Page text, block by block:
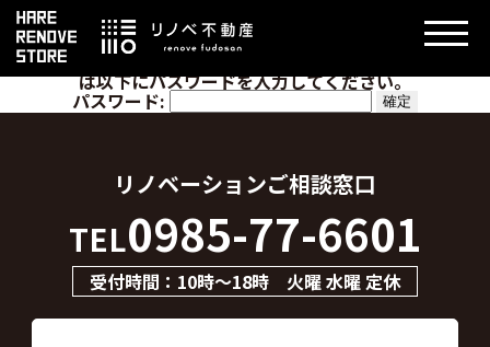
このコンテンツはパスワードで保護されています。閲覧するに
は以下にパスワードを入力してください。
パスワード:
リノベーションご相談窓口
TEL0985-77-6601
受付時間：10時～18時 火曜 水曜 定休